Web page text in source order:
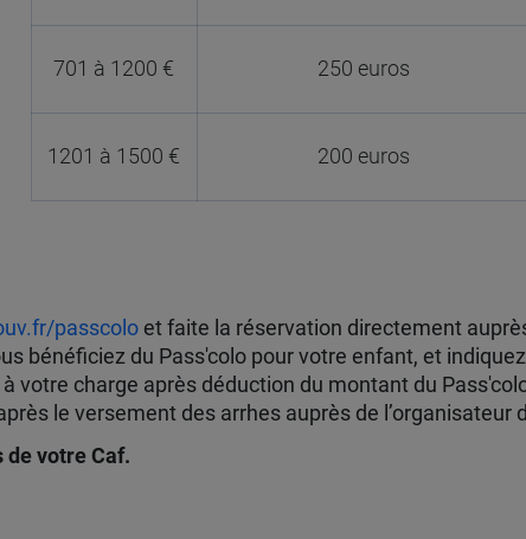
701 à 1200 € 250 euros
1201 à 1500 € 200 euros
passcolo et faite la réservation directement
bénéficiez du Pass'colo pour votre enfant, et
votre charge après déduction du montant du
le versement des arrhes auprès de l’organisateur
de votre Caf.